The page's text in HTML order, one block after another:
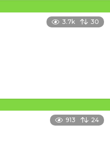
3.7k 30
913 24